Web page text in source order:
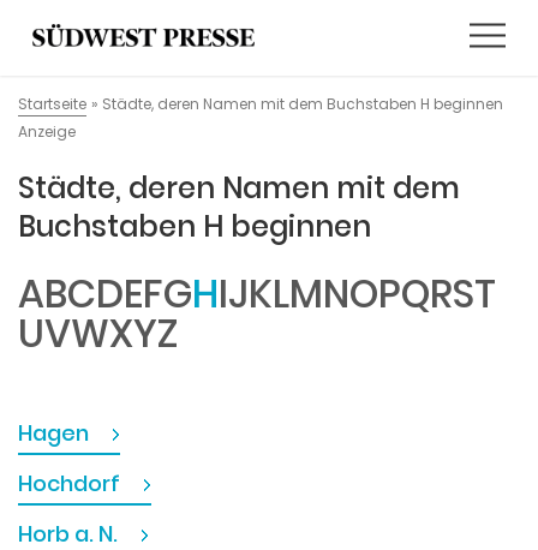
Startseite » Städte, deren Namen mit dem Buchstaben H beginnen
Anzeige
Städte, deren Namen mit dem
Buchstaben H beginnen
ABCDEFGHIJKLMNOPQRST
UVWXYZ
Hagen
Hochdorf
Horb a. N.